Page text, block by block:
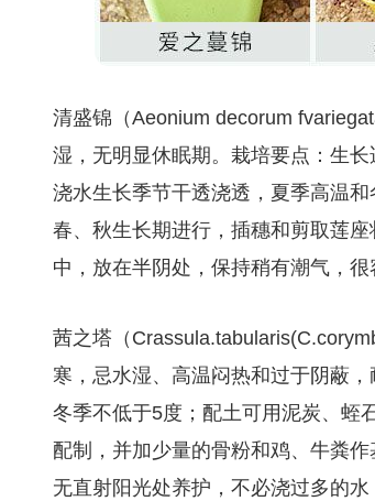
清盛锦（Aeonium decorum
湿，无明显休眠期。栽培要点：生
浇水生长季节干透浇透，夏季高温
春、秋生长期进行，插穗和剪取莲
中，放在半阴处，保持稍有潮气，
茜之塔（
寒，忌水湿、高温闷热和过于阴蔽
冬季不低于5度；配土可用泥炭、蛭
配制，并加少量的骨粉和鸡、牛粪
无直射阳光处养护，不必浇过多的